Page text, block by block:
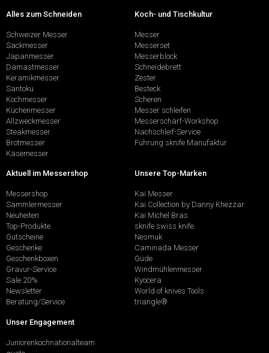
Alles zum Schneiden
Schweizer Messer
Sackmesser
Japanmesser
Damastmesser
Keramikmesser
Santoku
Kochmesser
Küchenmesser
Allzweckmesser
Steakmesser
Brotmesser
Käsemesser
Koch- und Tischkultur
Messer
Messerset
Messerblock
Schneidebrett
Zester
Besteck
Scheren
Messer schleifen
Messerschärf-Workshop
Nachschleif-Service
Führung sknife Manufaktur
Aktuell im Messershop
Messershop
Sammlermesser
Neuheiten
Top-Produkte
Gutscheine
Geschenke
Geschenkboxen
Gravur-Service
Sale 20%
Newsletter
Beratung/Service
Unsere Top-Marken
Kai Messer
Kai Collection by Danny Khezzar
Kai Michel Bras
sknife swiss knife
Nesmuk
Caminada Messer
Güde
Windmühlenmesser
Kyocera
World of knives Tools
triangle®
Unser Engagement
Juniorenkochnationalteam